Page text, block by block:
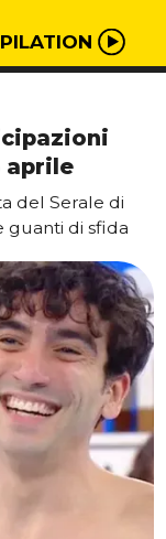
aprile
del Serale di
guanti di sfida